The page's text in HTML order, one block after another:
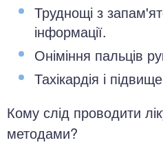
Труднощі з
інформації.
Оніміння пальців
Тахікардія і
Кому слід проводити
методами?